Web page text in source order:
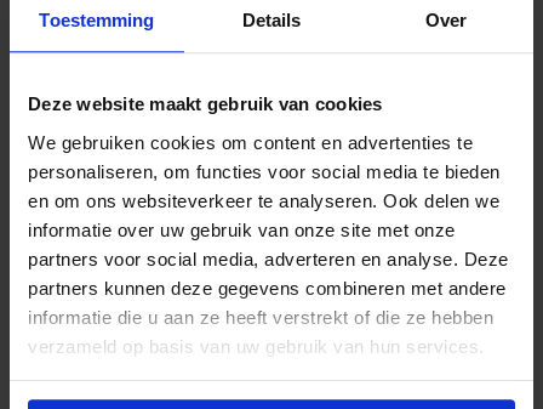
Toestemming Details Over
Deze website maakt gebruik van cookies
We gebruiken cookies om content en advertenties te
personaliseren, om functies voor social media te bieden
en om ons websiteverkeer te analyseren. Ook delen we
informatie over uw gebruik van onze site met onze
partners voor social media, adverteren en analyse. Deze
partners kunnen deze gegevens combineren met andere
informatie die u aan ze heeft verstrekt of die ze hebben
verzameld op basis van uw gebruik van hun services.
een loket hoeven komen en geen duizend formulieren
hoeven in te vullen. Mooi is dat mensen die door ons
anderen te helpen. Diversiteit onder vrijwilligers is
belangrijk, ook bijvoorbeeld op het gebied van culturele
achtergrond. Mensen die een aanvraag doen voelen zich
dan eerder op hun gemak.”
Zoveel mogelijk over vertellen
Marcelle wil graag nog meer kinderen helpen. “We staan in
aanvraagprocedure, de gemeente verwijst door, maar toch